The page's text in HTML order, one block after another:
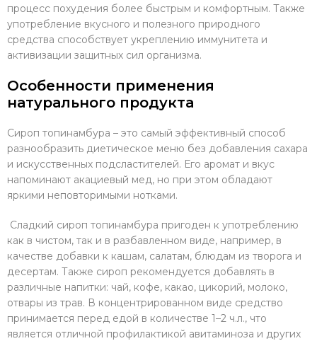
процесс похудения более быстрым и комфортным. Также
употребление вкусного и полезного природного
средства способствует укреплению иммунитета и
активизации защитных сил организма.
Особенности применения
натурального продукта
Сироп топинамбура – это самый эффективный способ
разнообразить диетическое меню без добавления сахара
и искусственных подсластителей. Его аромат и вкус
напоминают акациевый мед, но при этом обладают
яркими неповторимыми нотками.
Сладкий сироп топинамбура пригоден к употреблению
как в чистом, так и в разбавленном виде, например, в
качестве добавки к кашам, салатам, блюдам из творога и
десертам. Также сироп рекомендуется добавлять в
различные напитки: чай, кофе, какао, цикорий, молоко,
отвары из трав. В концентрированном виде средство
принимается перед едой в количестве 1–2 ч.л., что
является отличной профилактикой авитаминоза и других